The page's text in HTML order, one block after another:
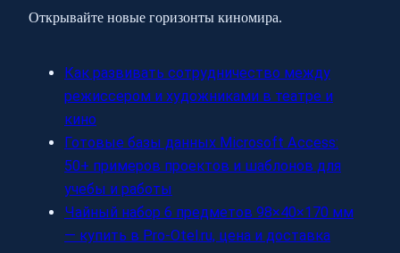
Открывайте новые горизонты киномира.
Как развивать сотрудничество между
режиссером и художниками в театре и
кино
Готовые базы данных Microsoft Access:
50+ примеров проектов и шаблонов для
учебы и работы
Чайный набор 6 предметов 98×40×170 мм
— купить в Pro-Otel.ru, цена и доставка